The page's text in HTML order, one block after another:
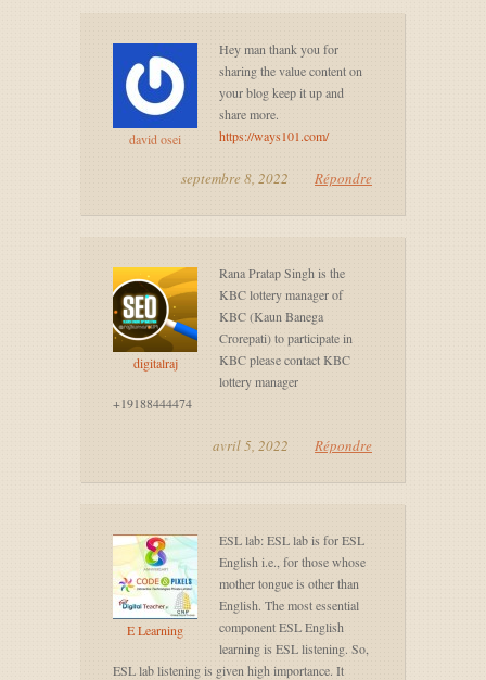
david osei
Hey man thank you for
sharing the value content on
your blog keep it up and
share more.
https://ways101.com/
septembre 8, 2022 Répondre
digitalraj
Rana Pratap Singh is the
KBC lottery manager of
KBC (Kaun Banega
Crorepati) to participate in
KBC please contact KBC
lottery manager
+19188444474
avril 5, 2022 Répondre
E Learning
ESL lab: ESL lab is for ESL
English i.e., for those whose
mother tongue is other than
English. The most essential
component ESL English
learning is ESL listening. So,
ESL lab listening is given high importance. It